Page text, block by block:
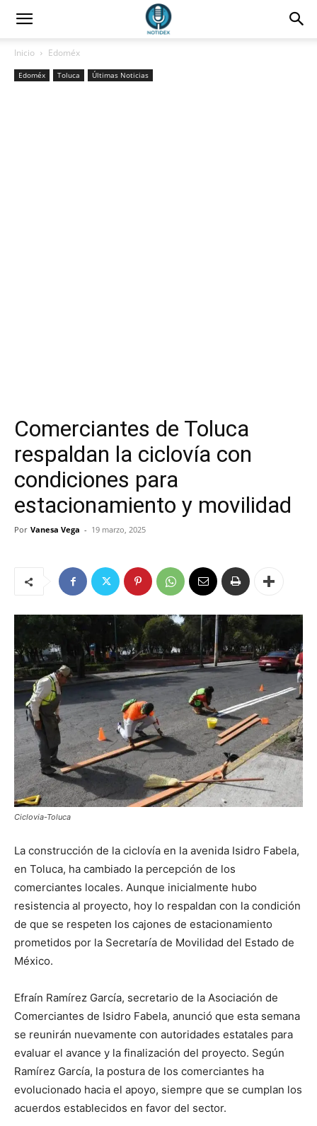
Inicio Edoméx
Edoméx Toluca Últimas Noticias
Comerciantes de Toluca
respaldan la ciclovía con
condiciones para
estacionamiento y movilidad
Por Vanesa Vega - 19 marzo, 2025
Ciclovia-Toluca
La construcción de la ciclovía en la avenida Isidro Fabela,
en Toluca, ha cambiado la percepción de los
comerciantes locales. Aunque inicialmente hubo
resistencia al proyecto, hoy lo respaldan con la condición
de que se respeten los cajones de estacionamiento
prometidos por la Secretaría de Movilidad del Estado de
México.
Efraín Ramírez García, secretario de la Asociación de
Comerciantes de Isidro Fabela, anunció que esta semana
se reunirán nuevamente con autoridades estatales para
evaluar el avance y la finalización del proyecto. Según
Ramírez García, la postura de los comerciantes ha
evolucionado hacia el apoyo, siempre que se cumplan los
acuerdos establecidos en favor del sector.